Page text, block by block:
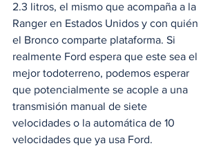
2.3 litros, el mismo que acompaña a la
Ranger en Estados Unidos y con quién
el Bronco comparte plataforma. Si
realmente Ford espera que este sea el
mejor todoterreno, podemos esperar
que potencialmente se acople a una
transmisión manual de siete
velocidades o la automática de 10
velocidades que ya usa Ford.